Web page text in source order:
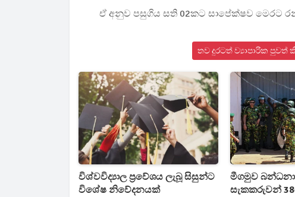
ඒ අනුව පසුගිය සති 02කට සාපේක්ෂව මෙරට
තව දුරටත් ව්‍යාපාරික
විශ්වවිද්‍යාල ප්‍රවේශය ලැබූ සිසුන්ට
විශේෂ නිවේදනයක්
මීගමුව
සැකකරුවන්